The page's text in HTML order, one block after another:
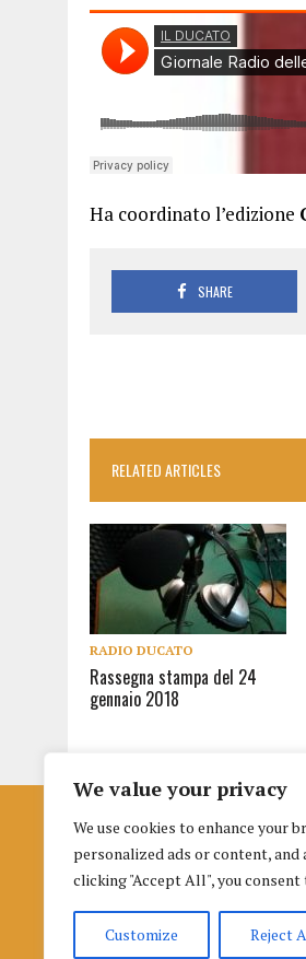
We value your privacy
We use cookies to enhance your
personalized ads or content, and
clicking "Accept All", you consent
Customize Reject
Ha coordinato l’edizione
SHARE
RELATED ARTICLES
RADIO DUCATO
Rassegna stampa del 24
gennaio 2018
Istituto per la
di Urbino
Palazzo nuovo Albani
Piazza della Repubblica 3 (terzo